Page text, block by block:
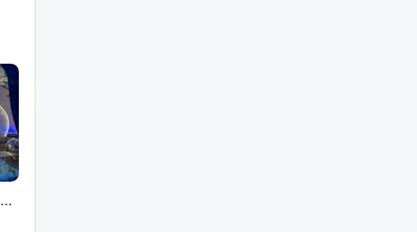
Hanımeli Elit Organizasyon & Kaftan